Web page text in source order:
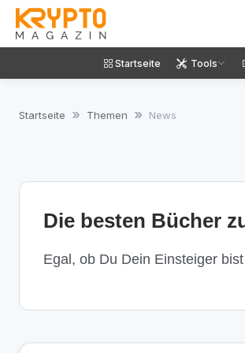
Startseite Tools
Startseite Themen News
Die besten Bücher
Egal, ob Du Dein Einsteiger